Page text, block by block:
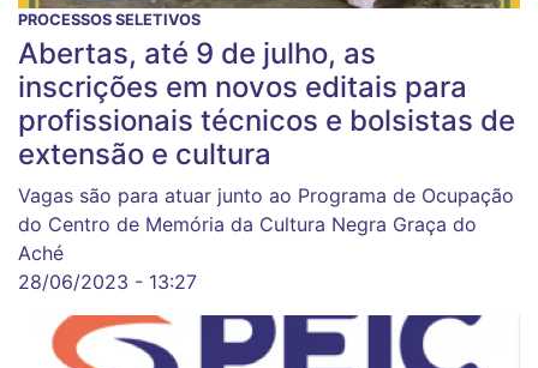
PROCESSOS SELETIVOS
Abertas, até 9 de julho, as
inscrições em novos editais para
profissionais técnicos e bolsistas de
extensão e cultura
Vagas são para atuar junto ao Programa de Ocupação
do Centro de Memória da Cultura Negra Graça do
Aché
28/06/2023 - 13:27